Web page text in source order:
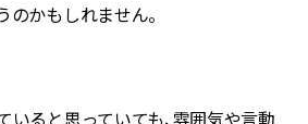
かもしれません。
いると思っていても、雰囲気や言動